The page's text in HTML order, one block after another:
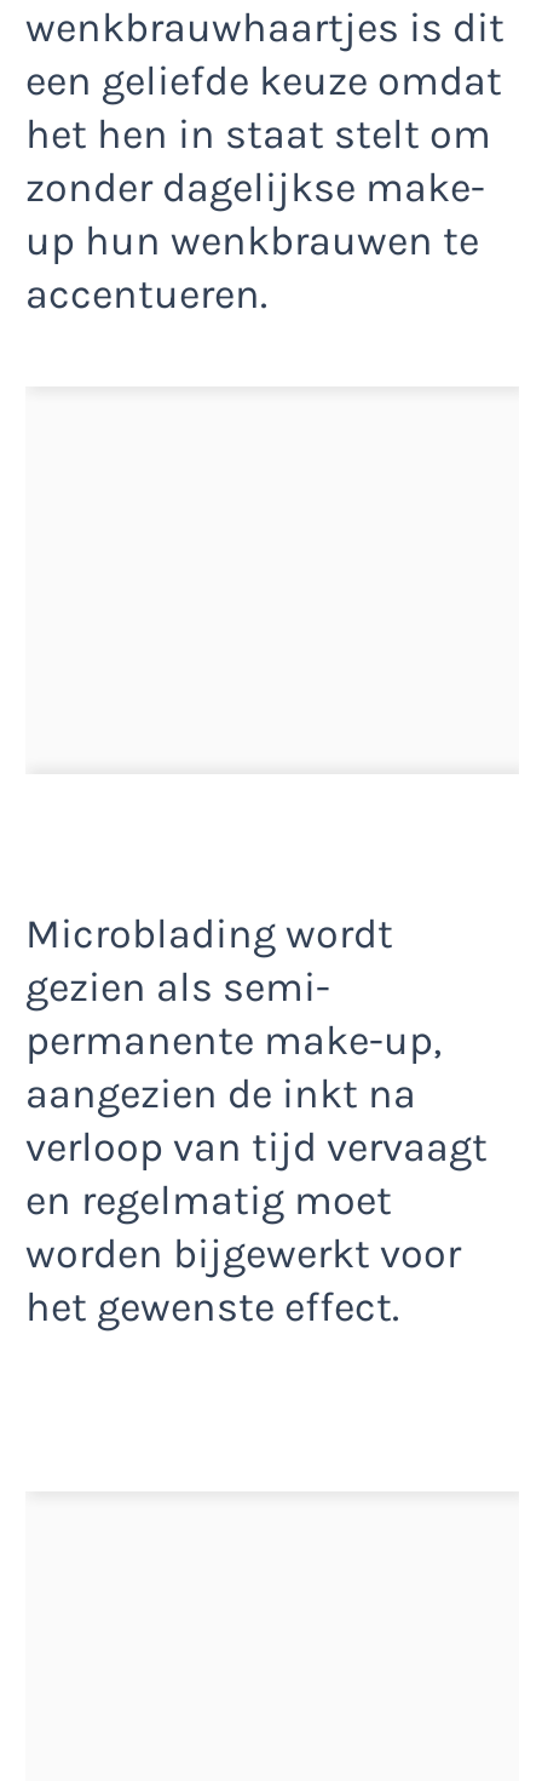
wenkbrauwhaartjes is dit
een geliefde keuze omdat
het hen in staat stelt om
zonder dagelijkse make-
up hun wenkbrauwen te
accentueren.
Microblading wordt
gezien als semi-
permanente make-up,
aangezien de inkt na
verloop van tijd vervaagt
en regelmatig moet
worden bijgewerkt voor
het gewenste effect.